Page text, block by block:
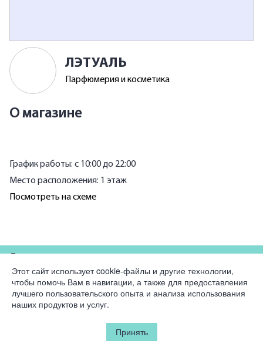
ЛЭТУАЛЬ
Парфюмерия и косметика
О магазине
График работы: с 10:00 до 22:00
Место расположения: 1 этаж
Посмотреть на схеме
Компания
Юридическая информация
Этот сайт использует cookie-файлы и другие технологии,
чтобы помочь Вам в навигации, а также для предоставления
лучшего пользовательского опыта и анализа использования
наших продуктов и услуг.
Принять